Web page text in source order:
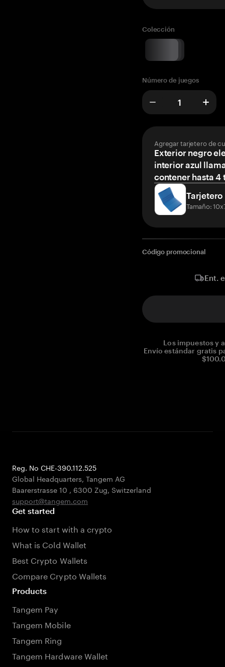
Colección
Número de juegos
Agregar tarjetero de
Exterior negro
interior azul
contener hasta 4
Tarjetero
Tamaño:
Código promocional
Ent.
Los impuestos y
Envío estándar gratis
Reg. No CHE-390.112.525
Global Headquarters, Tangem AG
Baarerstrasse 10 , 6300 Zug, Switzerland
support@tangem.com
Get started
How to start with a crypto
What is Cold Wallet
Best Crypto Wallets
Compare Crypto Wallets
Products
Tangem Pay
Tangem Mobile
Tangem Ring
Tangem Hardware Wallet